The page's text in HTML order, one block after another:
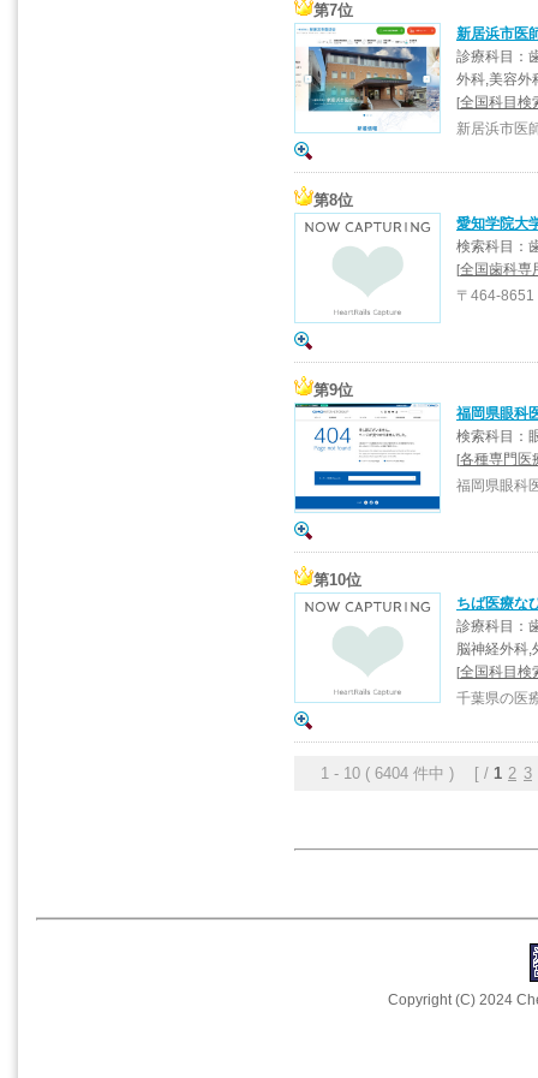
第7位
新居浜市医
診療科目：
外科,美容外
[全国科目検
新居浜市医
第8位
愛知学院大
検索科目：
[全国歯科専
〒464-
第9位
福岡県眼科
検索科目：
[各種専門医
福岡県眼科
第10位
ちば医療な
診療科目：
脳神経外科,
[全国科目検
千葉県の医
1 - 10 ( 6404 件中 ) [ / 1 2 3
Copyright (C) 2024